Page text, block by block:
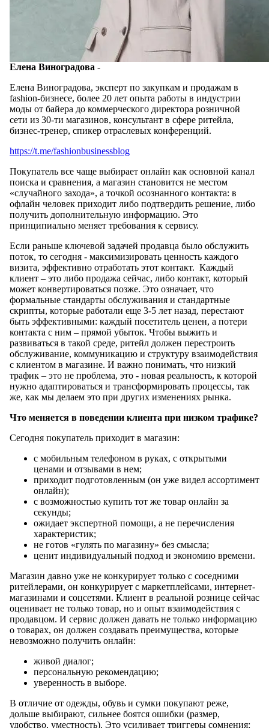
Елена Виноградова -
Елена Виноградова, эксперт по закупкам и продажам в
fashion-бизнесе, более 20 лет опыта работы в индустрии
моды от байера до коммерческого директора розничной
сети из 30-ти магазинов, консультант в сфере ритейла,
бизнес-тренер, спикер отраслевых конференций.
https://t.me/fashionbusinessblog
Покупатель все чаще выбирает онлайн как основной канал
поиска и сравнения, а магазин становится не местом
«случайного захода», а точкой осознанного контакта: в
офлайн человек приходит либо подтвердить решение, либо
получить дополнительную информацию. Это
принципиально меняет требования к сервису.
Если раньше ключевой задачей продавца было обслужить
поток, то сегодня - максимизировать ценность каждого
визита, эффективно отработать этот контакт. Каждый
клиент – это либо продажа сейчас, либо контакт, который
может конвертироваться позже. Это означает, что
формальные стандарты обслуживания и стандартные
скрипты, которые работали еще 3-5 лет назад, перестают
быть эффективными: каждый посетитель ценен, а потери
контакта с ним – прямой убыток. Чтобы выжить и
развиваться в такой среде, ритейл должен перестроить
обслуживание, коммуникацию и структуру взаимодействия
с клиентом в магазине. И важно понимать, что низкий
трафик – это не проблема, это - новая реальность, к которой
нужно адаптироваться и трансформировать процессы, так
же, как мы делаем это при других изменениях рынка.
Что меняется в поведении клиента при низком трафике?
Сегодня покупатель приходит в магазин:
с мобильным телефоном в руках, с открытыми
ценами и отзывами в нем;
приходит подготовленным (он уже видел ассортимент
онлайн);
с возможностью купить тот же товар онлайн за
секунды;
ожидает экспертной помощи, а не перечисления
характеристик;
не готов «гулять по магазину» без смысла;
ценит индивидуальный подход и экономию времени.
Магазин давно уже не конкурирует только с соседними
ритейлерами, он конкурирует с маркетплейсами, интернет-
магазинами и соцсетями. Клиент в реальной рознице сейчас
оценивает не только товар, но и опыт взаимодействия с
продавцом. И сервис должен давать не только информацию
о товарах, он должен создавать преимущества, которые
невозможно получить онлайн:
живой диалог;
персональную рекомендацию;
уверенность в выборе.
В отличие от одежды, обувь и сумки покупают реже,
дольше выбирают, сильнее боятся ошибки (размер,
удобство, уместность). Это усиливает триггеры сомнения: